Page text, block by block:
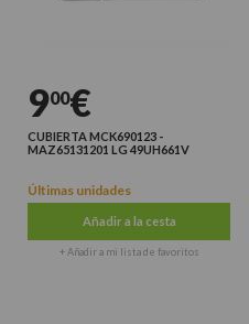
900€
CUBIERTA MCK690123 -
MAZ65131201 LG 49UH661V
Últimas unidades
Añadir a la cesta
+ Añadir a mi lista de favoritos